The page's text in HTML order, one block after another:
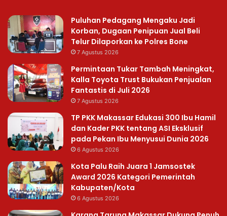
Puluhan Pedagang Mengaku Jadi
Korban, Dugaan Penipuan Jual Beli
Telur Dilaporkan ke Polres Bone
7 Agustus 2026
Permintaan Tukar Tambah Meningkat,
Kalla Toyota Trust Bukukan Penjualan
Fantastis di Juli 2026
7 Agustus 2026
TP PKK Makassar Edukasi 300 Ibu Hamil
dan Kader PKK tentang ASI Eksklusif
pada Pekan Ibu Menyusui Dunia 2026
6 Agustus 2026
Kota Palu Raih Juara 1 Jamsostek
Award 2026 Kategori Pemerintah
Kabupaten/Kota
6 Agustus 2026